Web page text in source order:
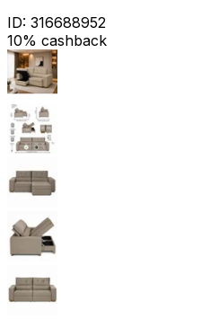
ID: 316688952
10% cashback